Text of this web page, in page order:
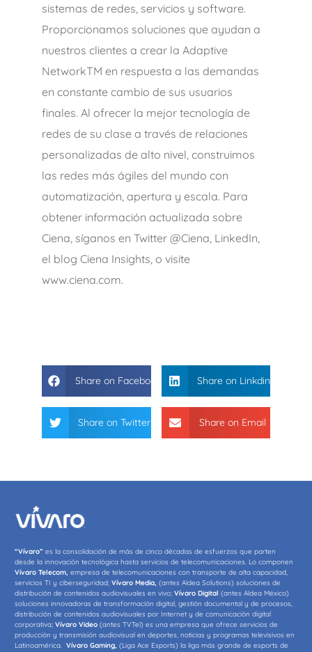
sistemas de redes, servicios y software.
Proporcionamos soluciones que ayudan a
nuestros clientes a crear la Adaptive
NetworkTM en respuesta a las demandas
en constante cambio de sus usuarios
finales. Al ofrecer la mejor tecnología de
redes de su clase a través de relaciones
personalizadas de alto nivel, construimos
las redes más ágiles del mundo con
automatización, apertura y escala. Para
obtener información actualizada sobre
Ciena, síganos en Twitter @Ciena, LinkedIn,
el blog Ciena Insights, o visite
www.ciena.com.
Share on Facebook Share on Linkdin
Share on Twitter Share on Email
“Vívaro” es la consolidación de más de cinco décadas de esfuerzos que parten
desde la innovación tecnológica hasta servicios de telecomunicaciones. Lo componen
Vívaro Telecom, empresa de telecomunicaciones con transporte de alta capacidad,
servicios TI y ciberseguridad; Vívaro Media, (antes Aldea Solutions) soluciones de
distribución de contenidos audiovisuales en vivo; Vívaro Digital (antes Aldea México)
soluciones innovadoras de transformación digital, gestión documental y de procesos,
distribución de contenidos audiovisuales por Internet y de comunicación digital
corporativa; Vívaro Video (antes TVTel) es una empresa que ofrece servicios de
producción y transmisión audiovisual en deportes, noticias y programas televisivos en
Latinoamérica. Vívaro Gaming, (Liga Ace Esports) la liga más grande de esports de